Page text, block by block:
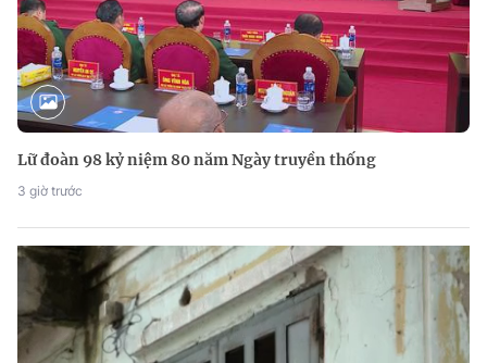
Lữ đoàn 98 kỷ niệm 80 năm Ngày truyền thống
3 giờ trước